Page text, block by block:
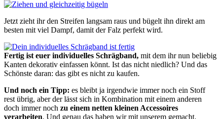
Jetzt zieht ihr den Streifen langsam raus und bügelt ihn direkt am
besten mit viel Dampf, damit der Falz perfekt wird.
Fertig ist euer individuelles Schrägband, mit dem ihr nun beliebig
Kanten dekorativ einfassen könnt. Ist das nicht niedlich? Und das
Schönste daran: das gibt es nicht zu kaufen.
Und noch ein Tipp: es bleibt ja irgendwie immer noch ein Stoff
rest übrig, aber der lässt sich in Kombination mit einem anderen
doch immer noch zu einem netten kleinen Accessoires
verarbeiten. Und genau das haben wir mit unserem gemacht.